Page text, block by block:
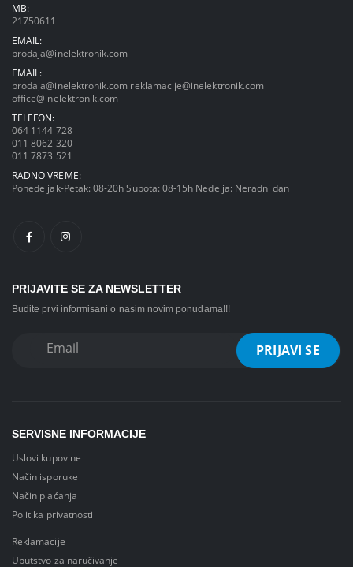
MB:
21750611
EMAIL:
prodaja@inelektronik.com
EMAIL:
prodaja@inelektronik.com reklamacije@inelektronik.com
office@inelektronik.com
TELEFON:
064 1144 728
011 8062 320
011 7873 521
RADNO VREME:
Ponedeljak-Petak: 08-20h Subota: 08-15h Nedelja: Neradni dan
PRIJAVITE SE ZA NEWSLETTER
Budite prvi informisani o nasim novim ponudama!!!
SERVISNE INFORMACIJE
Uslovi kupovine
Način isporuke
Način plaćanja
Politika privatnosti
Reklamacije
Uputstvo za naručivanje